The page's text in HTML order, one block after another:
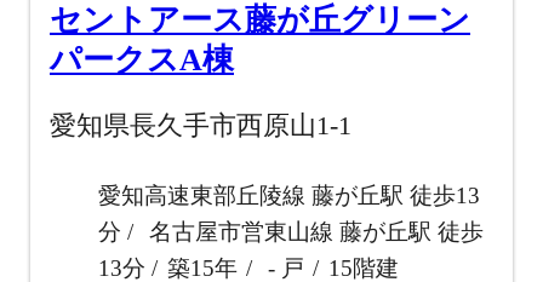
セントアース藤が丘グリーン
パークスA棟
愛知県長久手市西原山1-1
愛知高速東部丘陵線 藤が丘駅 徒歩13
分
名古屋市営東山線 藤が丘駅 徒歩
13分
築15年 - 戸 15階建